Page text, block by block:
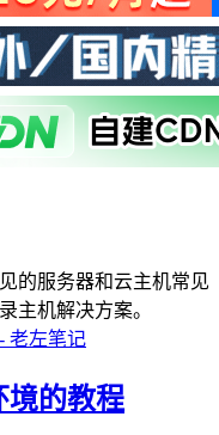
的服务器和云主机常见
主机解决方案。
境的教程